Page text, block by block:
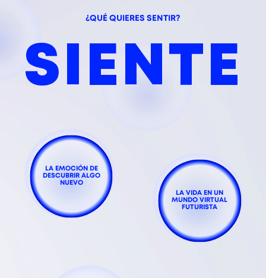
¿QUÉ QUIERES SENTIR?
SIENTE
LA EMOCIÓN DE
DESCUBRIR ALGO
NUEVO
LA VIDA EN UN
MUNDO VIRTUAL
FUTURISTA